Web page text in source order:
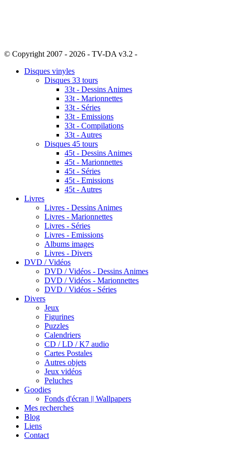
© Copyright 2007 - 2026 - TV-DA v3.2 -
Disques vinyles
Disques 33 tours
33t - Dessins Animes
33t - Marionnettes
33t - Séries
33t - Emissions
33t - Compilations
33t - Autres
Disques 45 tours
45t - Dessins Animes
45t - Marionnettes
45t - Séries
45t - Emissions
45t - Autres
Livres
Livres - Dessins Animes
Livres - Marionnettes
Livres - Séries
Livres - Emissions
Albums images
Livres - Divers
DVD / Vidéos
DVD / Vidéos - Dessins Animes
DVD / Vidéos - Marionnettes
DVD / Vidéos - Séries
Divers
Jeux
Figurines
Puzzles
Calendriers
CD / LD / K7 audio
Cartes Postales
Autres objets
Jeux vidéos
Peluches
Goodies
Fonds d'écran || Wallpapers
Mes recherches
Blog
Liens
Contact